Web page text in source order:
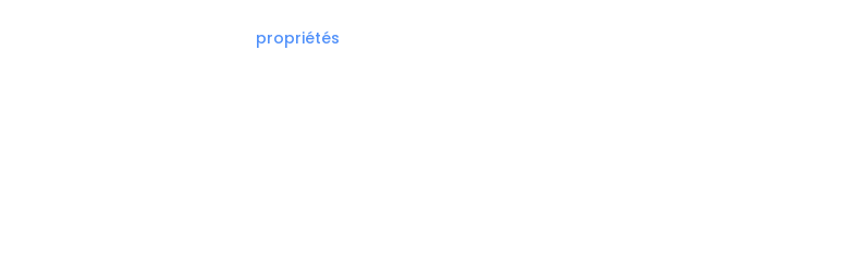
propriétés